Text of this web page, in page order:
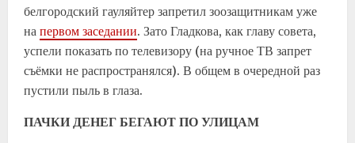
белгородский гауляйтер запретил зоозащитникам уже
на первом заседании. Зато Гладкова, как главу совета,
успели показать по телевизору (на ручное ТВ запрет
съёмки не распространялся). В общем в очередной раз
пустили пыль в глаза.
ПАЧКИ ДЕНЕГ БЕГАЮТ ПО УЛИЦАМ